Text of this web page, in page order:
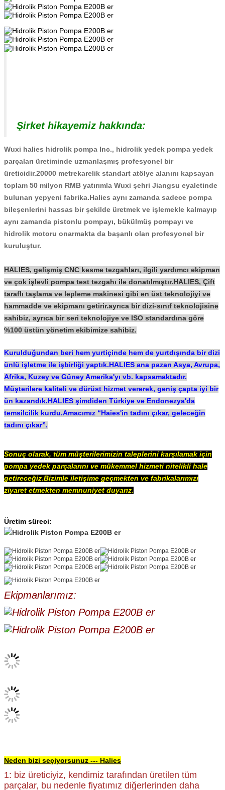
Şirket hikayemiz hakkında:
Wuxi halies hidrolik pompa Inc., hidrolik yedek pompa yedek
parçaları üretiminde uzmanlaşmış profesyonel bir
üreticidir.20000 metrekarelik standart atölye alanını kapsayan
toplam 50 milyon RMB yatırımla Wuxi şehri Jiangsu eyaletinde
bulunan yepyeni fabrika.Halies aynı zamanda sadece pompa
bileşenlerini hassas bir şekilde üretmek ve işlemekle kalmayıp
aynı zamanda pistonlu pompayı, bükülmüş pompayı ve
hidrolik motoru onarmakta da başarılı olan profesyonel bir
kuruluştur.
HALIES, gelişmiş CNC kesme tezgahları, ilgili yardımcı ekipman
ve çok işlevli pompa test tezgahı ile donatılmıştır.HALIES, Çift
taraflı taşlama ve lepleme makinesi gibi en üst teknolojiyi ve
hammadde ve ekipmanı getirir.ayrıca bir dizi-sınıf teknolojisine
sahibiz, ayrıca bir seri teknolojiye ve ISO standardına göre
%100 üstün yönetim ekibimize sahibiz.
Kurulduğundan beri hem yurtiçinde hem de yurtdışında bir dizi
ünlü işletme ile işbirliği yaptık.HALIES ana pazarı Asya, Avrupa,
Afrika, Kuzey ve Güney Amerika'yı vb. kapsamaktadır.
Müşterilere kaliteli ve dürüst hizmet vererek, geniş çapta iyi bir
ün kazandık.HALIES şimdiden Türkiye ve Endonezya'da
temsilcilik kurdu.Amacımız “Haies'in tadını çıkar, geleceğin
tadını çıkar”.
Sonuç olarak, tüm müşterilerimizin taleplerini karşılamak için
pompa yedek parçalarını ve mükemmel hizmeti nitelikli hale
getireceğiz.Bizimle iletişime geçmekten ve fabrikalarımızı
ziyaret etmekten memnuniyet duyarız.
Üretim süreci:
Ekipmanlarımız:
Neden bizi seçiyorsunuz --- Halies
1: biz üreticiyiz, kendimiz tarafından üretilen tüm
parçalar, bu nedenle fiyatımız diğerlerinden daha